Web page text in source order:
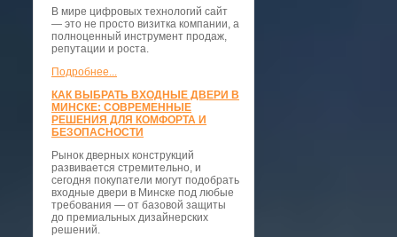
В мире цифровых технологий сайт
— это не просто визитка компании, а
полноценный инструмент продаж,
репутации и роста.
Подробнее...
КАК ВЫБРАТЬ ВХОДНЫЕ ДВЕРИ В
МИНСКЕ: СОВРЕМЕННЫЕ
РЕШЕНИЯ ДЛЯ КОМФОРТА И
БЕЗОПАСНОСТИ
Рынок дверных конструкций
развивается стремительно, и
сегодня покупатели могут подобрать
входные двери в Минске под любые
требования — от базовой защиты
до премиальных дизайнерских
решений.